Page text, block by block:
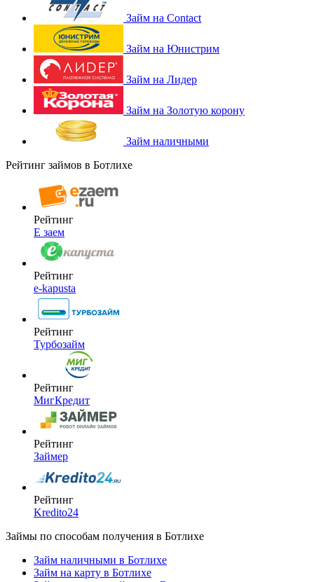
Займ на Contact
Займ на Юнистрим
Займ на Лидер
Займ на Золотую корону
Займ наличными
Рейтинг займов в Ботлихе
Рейтинг
Е заем
Рейтинг
e-kapusta
Рейтинг
Турбозайм
Рейтинг
МигКредит
Рейтинг
Займер
Рейтинг
Kredito24
Займы по способам получения в Ботлихе
Займ наличными в Ботлихе
Займ на карту в Ботлихе